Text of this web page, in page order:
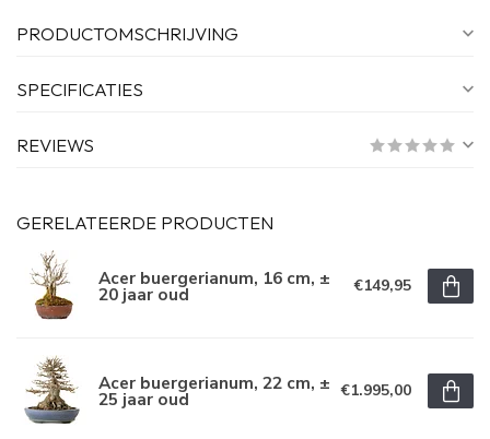
PRODUCTOMSCHRIJVING
SPECIFICATIES
REVIEWS
GERELATEERDE PRODUCTEN
Acer buergerianum, 16 cm, ±
20 jaar oud €149,95
Acer buergerianum, 22 cm, ±
25 jaar oud €1.995,00